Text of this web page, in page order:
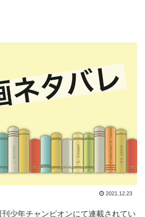
2021.12.23
少年チャンピオンにて連載されてい